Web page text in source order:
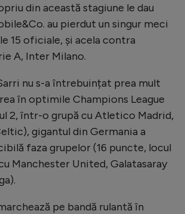
în cont
cont
din această stagiune le dau
au pierdut un singur meci
15 oficiale, și acela contra
A, Inter Milano.
nu s-a întrebuințat prea mult
în optimile Champions League
2, într-o grupă cu Atletico Madrid,
gigantul din Germania a
faza grupelor (16 puncte, locul
Manchester United, Galatasaray
pe bandă rulantă în